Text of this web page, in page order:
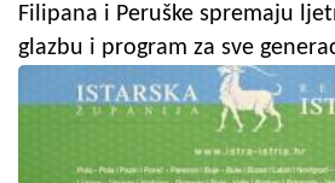
Filipana i Peruške spremaju
glazbu i program za sve